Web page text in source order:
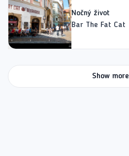
Nočný život
Bar The Fat Cat
Show more